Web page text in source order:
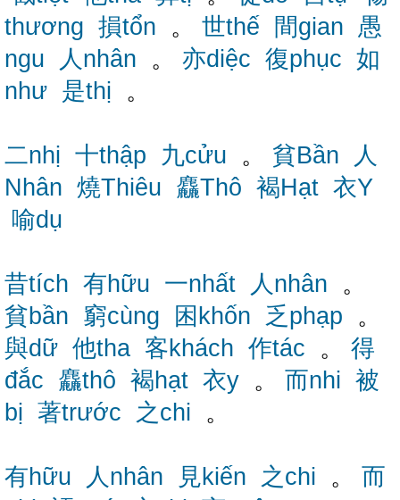
thương 損tổn 。 世thế 間gian 愚
ngu
人nhân 。 亦diệc 復phục 如
như 是thị 。
二nhị 十thập 九cửu 。 貧Bần
人
Nhân 燒Thiêu 麤Thô 褐Hạt 衣Y
喻dụ
昔tích 有hữu 一nhất 人nhân 。
貧bần 窮cùng 困khốn 乏phạp 。
與dữ 他tha 客khách 作tác 。 得
đắc 麤thô 褐hạt 衣y 。 而nhi 被
bị 著trước 之chi 。
有hữu 人nhân 見kiến 之chi 。 而